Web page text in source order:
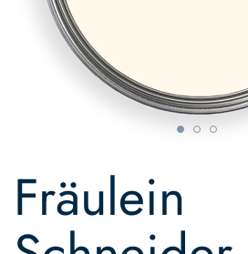
Fräulein
the
beginning
the